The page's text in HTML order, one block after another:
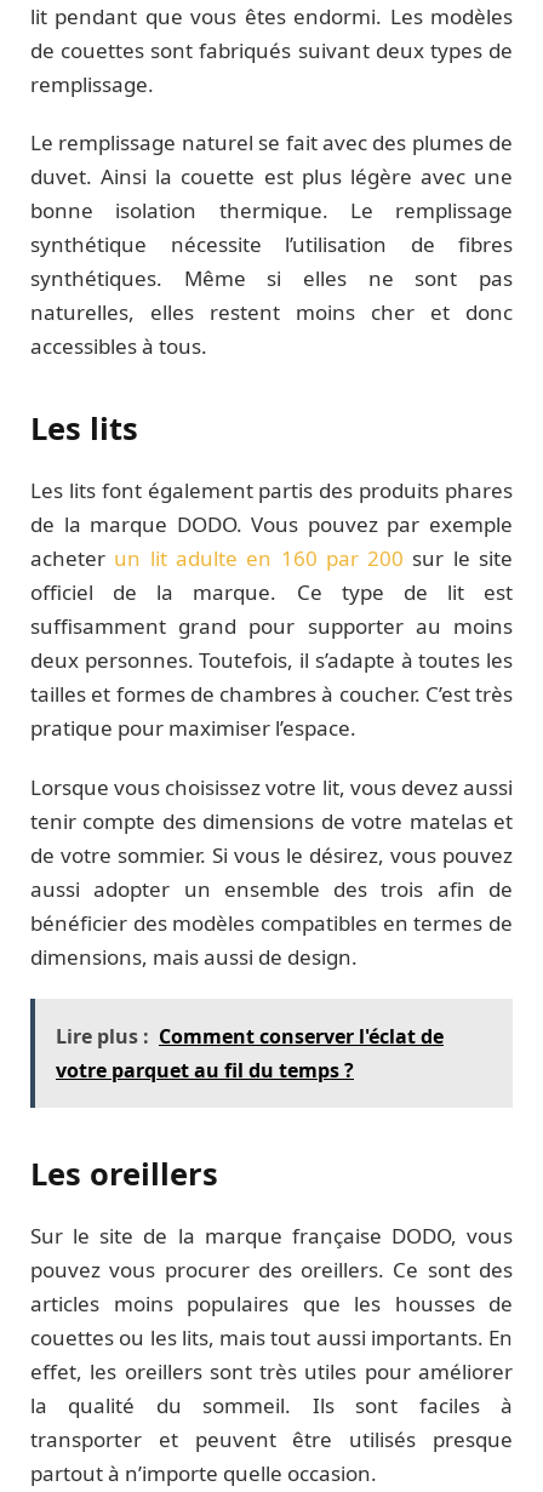
lit pendant que vous êtes endormi. Les modèles
de couettes sont fabriqués suivant deux types de
remplissage.
Le remplissage naturel se fait avec des plumes de
duvet. Ainsi la couette est plus légère avec une
bonne isolation thermique. Le remplissage
synthétique nécessite l’utilisation de fibres
synthétiques. Même si elles ne sont pas
naturelles, elles restent moins cher et donc
accessibles à tous.
Les lits
Les lits font également partis des produits phares
de la marque DODO. Vous pouvez par exemple
acheter un lit adulte en 160 par 200 sur le site
officiel de la marque. Ce type de lit est
suffisamment grand pour supporter au moins
deux personnes. Toutefois, il s’adapte à toutes les
tailles et formes de chambres à coucher. C’est très
pratique pour maximiser l’espace.
Lorsque vous choisissez votre lit, vous devez aussi
tenir compte des dimensions de votre matelas et
de votre sommier. Si vous le désirez, vous pouvez
aussi adopter un ensemble des trois afin de
bénéficier des modèles compatibles en termes de
dimensions, mais aussi de design.
Lire plus : Comment conserver l'éclat de
votre parquet au fil du temps ?
Les oreillers
Sur le site de la marque française DODO, vous
pouvez vous procurer des oreillers. Ce sont des
articles moins populaires que les housses de
couettes ou les lits, mais tout aussi importants. En
effet, les oreillers sont très utiles pour améliorer
la qualité du sommeil. Ils sont faciles à
transporter et peuvent être utilisés presque
partout à n’importe quelle occasion.